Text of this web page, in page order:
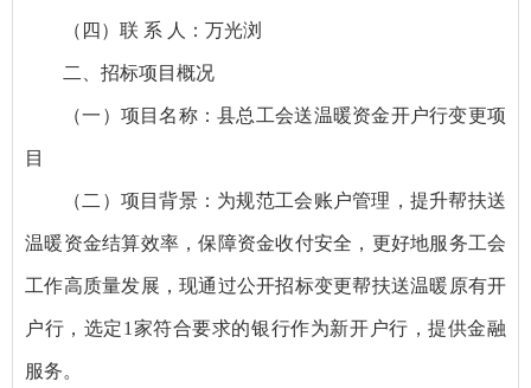
（四）联 系 人：万光浏
二、招标项目概况
（一）项目名称：县总工会送温暖资金开户行变更项
目
（二）项目背景：为规范工会账户管理，提升帮扶送
温暖资金结算效率，保障资金收付安全，更好地服务工会
工作高质量发展，现通过公开招标变更帮扶送温暖原有开
户行，选定1家符合要求的银行作为新开户行，提供金融
服务。